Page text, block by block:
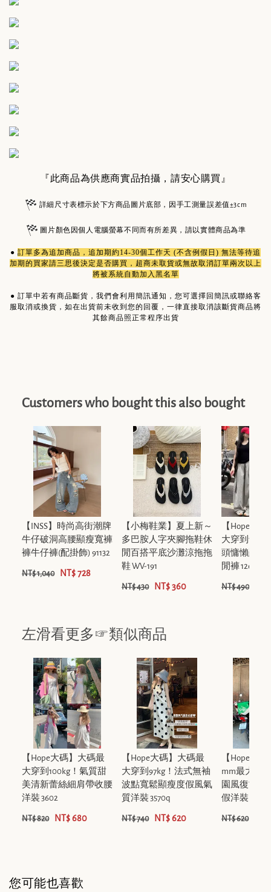
『此商品為供應商實品拍攝，請安心購買』
詳細尺寸表標示於下方商品圖片底部，因手工測量誤差值±3cm
圖片顏色因個人電腦螢幕不同而有所差異，請以實體商品為準
● 訂單多為追加商品 ，追加期約14-30個工作天 (不含例假日) 無法等待追
加期的買家請三思後決定是否購買，超商未取貨或無故取消訂單兩次以上
將被系統自動加入黑名單
● 訂單中若有商品斷貨，我們會利用簡訊通知，您可選擇回簡訊或聯絡客
服取消或換貨，如在出貨前未收到您的回覆，一律直接取消該斷貨商品將
其餘商品照正常程序出貨
Customers who bought this also bought
【INSS】時尚高街潮牌
牛仔破洞高腰顯瘦寬褲
褲牛仔褲(配掛飾) 91132
NT$ 1,040 NT$ 728
【小梅鞋業】夏上新～
多巴胺人字夾腳拖鞋休
閒百搭平底沙灘涼拖拖
鞋 WV-191
NT$ 430 NT$ 360
【Hope大
大穿到
頭慵懶顯瘦
閒褲 12635
NT$ 490
左滑看更多☞類似商品
【Hope大碼】大碼最
大穿到100kg！氣質甜
美清新蕾絲細肩帶收腰
洋裝 3602
NT$ 820 NT$ 680
【Hope大碼】大碼最
大穿到97kg！法式無袖
波點寬鬆顯瘦度假風氣
質洋裝 3570q
NT$ 740 NT$ 620
【Hope大
mm最大穿
園風復古綠
假洋裝(單賣
NT$ 620
您可能也喜歡